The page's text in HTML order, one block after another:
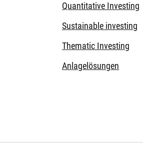
Quantitative Investing
Sustainable investing
Thematic Investing
Anlagelösungen